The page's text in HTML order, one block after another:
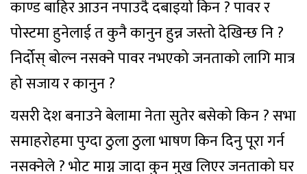
काण्ड बाहिर आउन नपाउदै दबाइयो किन ? पावर र
पोस्टमा हुनेलाई त कुनै कानुन हुन्न जस्तो देखिन्छ नि ?
निर्दोस् बोल्न नसक्ने पावर नभएको जनताको लागि मात्र
हो सजाय र कानुन ?
यसरी देश बनाउने बेलामा नेता सुतेर बसेको किन ? सभा
समाहरोहमा पुग्दा ठुला ठुला भाषण किन दिनु पूरा गर्न
नसक्नेले ? भोट माग्न जादा कुन मुख लिएर जनताको घर